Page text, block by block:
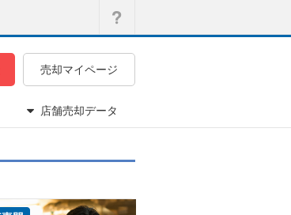
売却マイページ
店舗売却データ